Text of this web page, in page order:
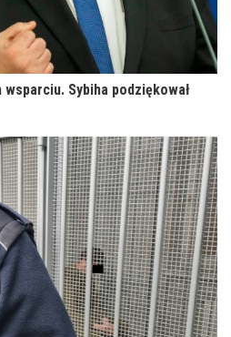
Sybiha podziękował